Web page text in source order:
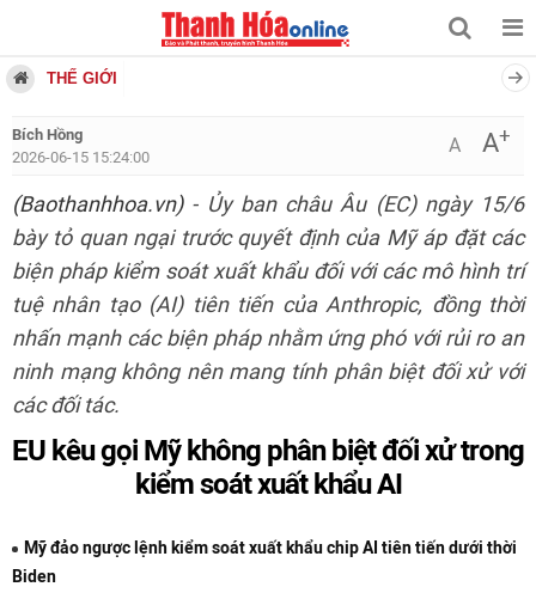
THẾ GIỚI
Bích Hồng
2026-06-15 15:24:00
A A+
(Baothanhhoa.vn)- Ủy ban châu Âu (EC) ngày 15/6
bày tỏ quan ngại trước quyết định của Mỹ áp đặt các
biện pháp kiểm soát xuất khẩu đối với các mô hình trí
tuệ nhân tạo (AI) tiên tiến của Anthropic, đồng thời
nhấn mạnh các biện pháp nhằm ứng phó với rủi ro an
ninh mạng không nên mang tính phân biệt đối xử với
các đối tác.
EU kêu gọi Mỹ không phân biệt đối xử trong
kiểm soát xuất khẩu AI
Mỹ đảo ngược lệnh kiểm soát xuất khẩu chip AI tiên tiến dưới thời
Biden